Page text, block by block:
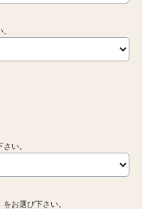
い。
お選び下さい。